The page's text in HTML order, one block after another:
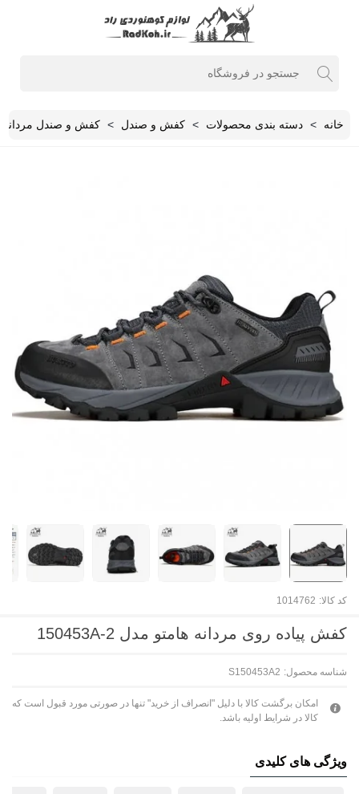
خانه > دسته بندی محصولات > کفش و صندل > کفش و صندل مردانه
کد کالا: 1014762
کفش پیاده روی مردانه هامتو مدل 150453A-2
شناسه محصول: S150453A2
امکان برگشت کالا با دلیل "انصراف از خرید" تنها در صورتی مورد قبول است که
کالا در شرایط اولیه باشد.
ویژگی های کلیدی